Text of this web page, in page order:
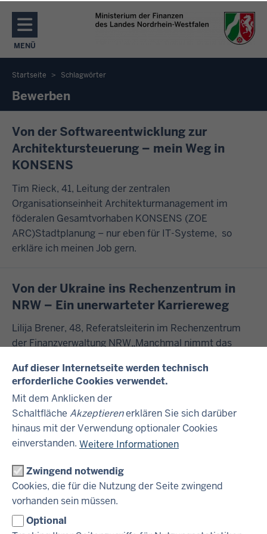
Auf dieser Internetseite werden technisch
erforderliche Cookies verwendet.
Mit dem Anklicken der
Schaltfläche Akzeptierenerklären Sie sich darüber
hinaus mit der Verwendung optionaler Cookies
einverstanden. Weitere Informationen
Zwingend notwendig
Cookies, die für die Nutzung der Seite zwingend
vorhanden sein müssen.
Optional
Direkt zum Inhalt
MENÜ
NAVIGATION AKTIVIEREN/DEAKTIVIEREN: MENÜ
Sie
befinden
sich
hier
Startseite Schlagwörter
Bewerben
Von der Softwareentwicklung zur
Architektursteuerung – mein Weg in
KONSENS
Tim Rieck, 41, Leitung der zentralen
Organisationseinheit Architekturmanagement im
föderalen Gesamtvorhaben KONSENS (ZOE
ARC)Stadtplanung – nur eben für IT-Systeme, so
erkläre ich meinen Job gern.
Von der Ukraine ins Rechenzentrum in
NRW – Ein unerwarteter Karriereweg
Lilija Brener, 48, Referatsleiterin im Rechenzentrum
der Finanzverwaltung NRW„Manchmal nimmt das
so.“
Oh happy Day - Ich bin Sachbearbeiterin
beim Finanzamt
Stempeln, Lochen, Heften? Ganz im Gegenteil - die
Arbeit eines Sachbearbeiters im Finanzamt bedeutet
nicht nur stumpfe Büroarbeit. Mitunter kann es sogar
auch mal richtig musikalisch werden. Mein Name ist
Priya Palakunnel (26) und ich arbeite als Sac...